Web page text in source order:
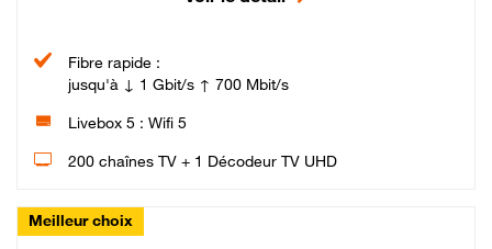
Fibre rapide :
jusqu'à ↓ 1 Gbit/s ↑ 700 Mbit/s
Livebox 5 : Wifi 5
200 chaînes TV + 1 Décodeur TV UHD
Meilleur choix